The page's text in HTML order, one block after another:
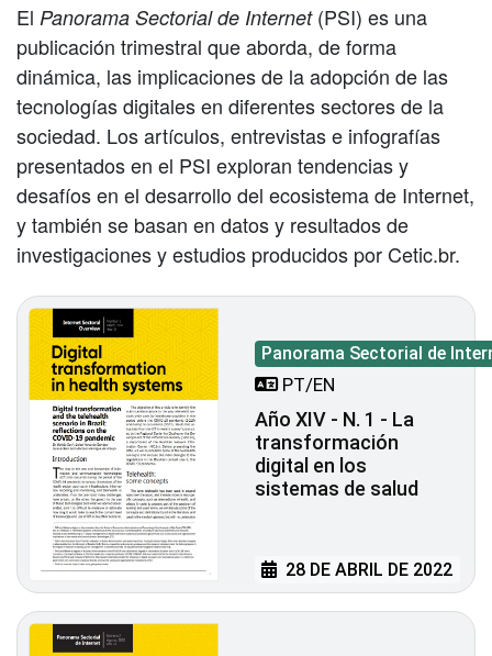
El Panorama Sectorial de Internet(PSI) es una
publicación trimestral que aborda, de forma
dinámica, las implicaciones de la adopción de las
tecnologías digitales en diferentes sectores de la
sociedad. Los artículos, entrevistas e infografías
presentados en el PSI exploran tendencias y
desafíos en el desarrollo del ecosistema de Internet,
y también se basan en datos y resultados de
investigaciones y estudios producidos por Cetic.br.
Panorama Sectorial de
PT/EN
Año XIV - N. 1 - La
transformación
digital en los
sistemas de salud
28 DE ABRIL DE 2022